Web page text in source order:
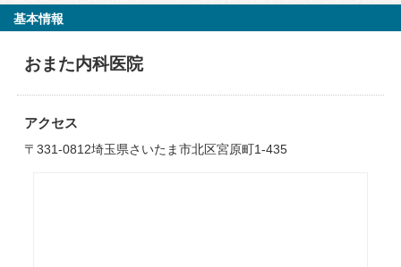
基本情報
おまた内科医院
アクセス
〒331-0812埼玉県さいたま市北区宮原町1-435